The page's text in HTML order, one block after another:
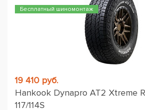
Бесплатный шиномонтаж
19 410 руб.
Hankook Dynapro AT2 Xtreme
117/114S